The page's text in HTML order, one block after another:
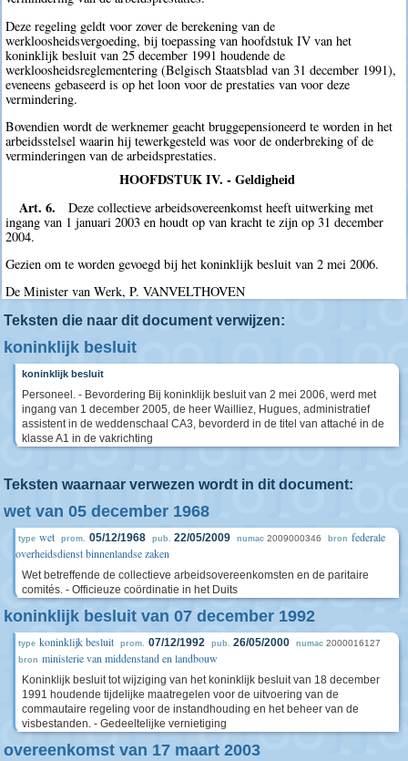
Deze regeling geldt voor zover de berekening van de
werkloosheidsvergoeding, bij toepassing van hoofdstuk IV van het
koninklijk besluit van 25 december 1991 houdende de
werkloosheidsreglementering (Belgisch Staatsblad van 31 december 1991),
eveneens gebaseerd is op het loon voor de prestaties van voor deze
vermindering.
Bovendien wordt de werknemer geacht bruggepensioneerd te worden in het
arbeidsstelsel waarin hij tewerkgesteld was voor de onderbreking of de
verminderingen van de arbeidsprestaties.
HOOFDSTUK IV. - Geldigheid
Art. 6.
Deze collectieve arbeidsovereenkomst heeft uitwerking met
ingang van 1 januari 2003 en houdt op van kracht te zijn op 31 december
2004.
Gezien om te worden gevoegd bij het koninklijk besluit van 2 mei 2006.
De Minister van Werk, P. VANVELTHOVEN
Teksten die naar dit document verwijzen:
koninklijk besluit
koninklijk besluit
Personeel. - Bevordering Bij koninklijk besluit van 2 mei 2006, werd met
ingang van 1 december 2005, de heer Wailliez, Hugues, administratief
assistent in de weddenschaal CA3, bevorderd in de titel van attaché in de
klasse A1 in de vakrichting
Teksten waarnaar verwezen wordt in dit document:
wet van 05 december 1968
type wet prom. 05/12/1968 pub. 22/05/2009 numac 2009000346 bron federale
overheidsdienst binnenlandse zaken
Wet betreffende de collectieve arbeidsovereenkomsten en de paritaire
comités. - Officieuze coördinatie in het Duits
koninklijk besluit van 07 december 1992
type koninklijk besluit prom. 07/12/1992 pub. 26/05/2000 numac 2000016127
bron ministerie van middenstand en landbouw
Koninklijk besluit tot wijziging van het koninklijk besluit van 18 december
1991 houdende tijdelijke maatregelen voor de uitvoering van de
commautaire regeling voor de instandhouding en het beheer van de
visbestanden. - Gedeeltelijke vernietiging
overeenkomst van 17 maart 2003